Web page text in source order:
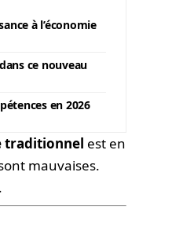
à l’économie
ce nouveau
en 2026
traditionnel est en
mauvaises.